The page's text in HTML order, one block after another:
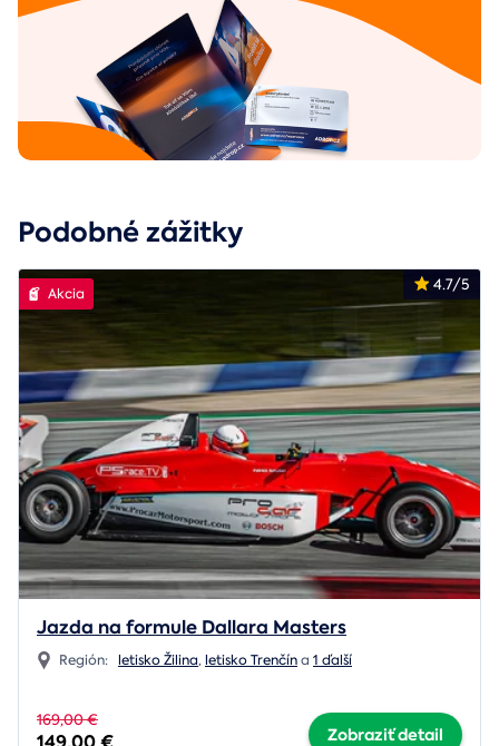
Podobné zážitky
4.7/5
Akcia
Jazda na formule Dallara Masters
Región: letisko Žilina,letisko Trenčína 1 ďalší
169,00 €
Zobraziť detail